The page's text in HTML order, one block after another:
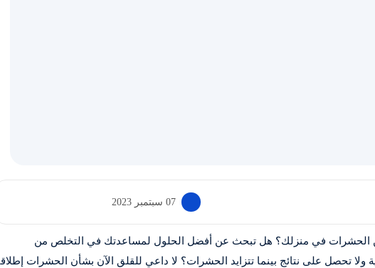
07 سبتمبر 2023
الحشرات في منزلك؟ هل تبحث عن أفضل الحلول لمساعدتك في التخلص من
تحصل على نتائج بينما تتزايد الحشرات؟ لا داعي للقلق الآن بشأن الحشرات